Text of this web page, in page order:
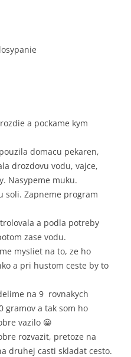
a pockame kym
domacu pekaren,
drozdovu vodu, vajce,
Nasypeme muku.
soli. Zapneme program
a podla potreby
zase vodu.
mysliet na to, ze ho
a pri hustom ceste by to
na 9 rovnakych
gramov a tak som ho
vazilo 😀
rozvazit, pretoze na
druhej casti skladat cesto.